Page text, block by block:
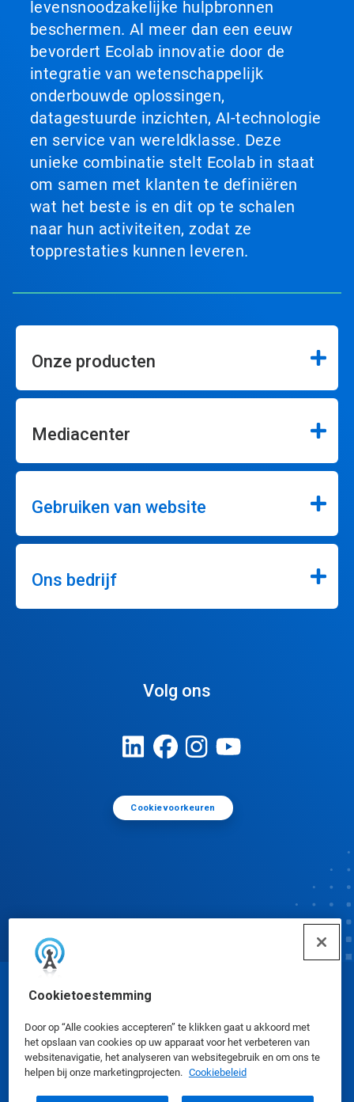
Cookietoestemming
Door op “Alle cookies accepteren” te klikken gaat u akkoord met
het opslaan van cookies op uw apparaat voor het verbeteren van
websitenavigatie, het analyseren van websitegebruik en om ons te
helpen bij onze marketingprojecten. Cookiebeleid
levensnoodzakelijke hulpbronnen
beschermen. Al meer dan een eeuw
bevordert Ecolab innovatie door de
integratie van wetenschappelijk
onderbouwde oplossingen,
datagestuurde inzichten, AI-technologie
en service van wereldklasse. Deze
unieke combinatie stelt Ecolab in staat
om samen met klanten te definiëren
wat het beste is en dit op te schalen
naar hun activiteiten, zodat ze
topprestaties kunnen leveren.
Onze producten
Mediacenter
Gebruiken van website
Ons bedrijf
Volg ons
Cookievoorkeuren
© Ecolab Inc. 2025
Veiligheidsinformatiebladen|Privacybeleid|
Gebruiksvoorwaarden